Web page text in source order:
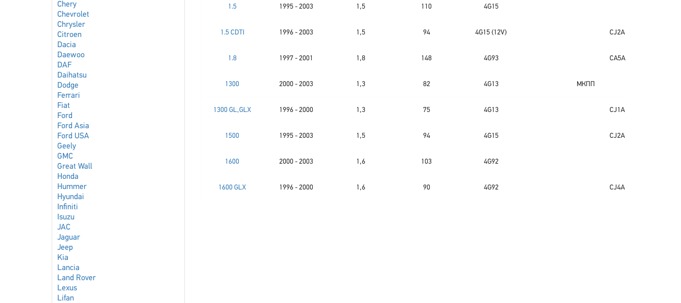
Chery
Chevrolet
Chrysler
Citroen
Dacia
Daewoo
DAF
Daihatsu
Dodge
Ferrari
Fiat
Ford
Ford Asia
Ford USA
Geely
GMC
Great Wall
Honda
Hummer
Hyundai
Infiniti
Isuzu
JAC
Jaguar
Jeep
Kia
Lancia
Land Rover
Lexus
Lifan
1.5 1995 - 2003 1,5 110 4G15
1.5 CDTI 1996 - 2003 1,5 94 4G15 (12V) CJ2A
1.8 1997 - 2001 1,8 148 4G93 CA5A
1300 2000 - 2003 1,3 82 4G13 МКПП
1300 GL,GLX 1996 - 2000 1,3 75 4G13 CJ1A
1500 1995 - 2003 1,5 94 4G15 CJ2A
1600 2000 - 2003 1,6 103 4G92
1600 GLX 1996 - 2000 1,6 90 4G92 CJ4A